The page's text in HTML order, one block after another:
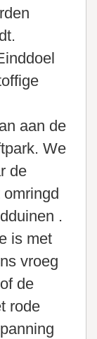
aan de
We
de
.
is met
vroeg
de
rode